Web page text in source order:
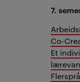
7.
Co-
Et